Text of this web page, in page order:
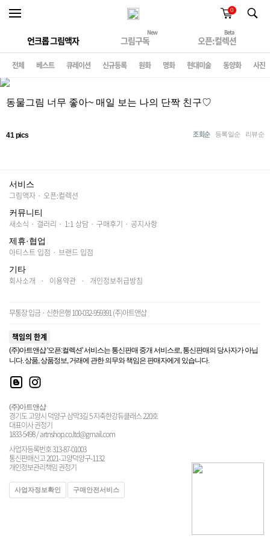
0
언크롭 그림액자
New
그림구독
Beta
오픈:컬렉션
전체 베스트 큐레이션 신규등록 원화 명화 현대미술 동양화 사진
동물그림 너무 좋아~ 매일 보는 나의 단짝 친구♡
41 pics 조회순 등록일순 리뷰순
서비스
그림액자 · 오픈:컬렉션
커뮤니티
새소식 · 갤러리 · 1:1 상담 · 구매후기 · 공지사항
제휴·협업
아티스트 입점 · 브랜드 입점
기타
회사소개 · 이용약관 · 개인정보취급방침
무통장 입금 · 신한은행 100-032-959391 (주)아트앤샵
책임의 한계
(주)아트앤샵 '오픈:컬렉션' 서비스는 통신판매 중개 서비스로, 통신판매의 당사자가 아닙
니다. 상품, 상품정보, 거래에 관한 의무와 책임은 판매자에게 있습니다.
(주)아트앤샵
경기도 고양시 덕양구 삼막3길 5 지축한강듀클래스 220호
대표이사 권정기
1833-5498 / artnshop.co.ltd@gmail.com
사업자등록번호 313-87-01003
통신판매신고 2021-고양덕양구-1132
개인정보관리책임 권정기
사업자정보확인 구매안전서비스